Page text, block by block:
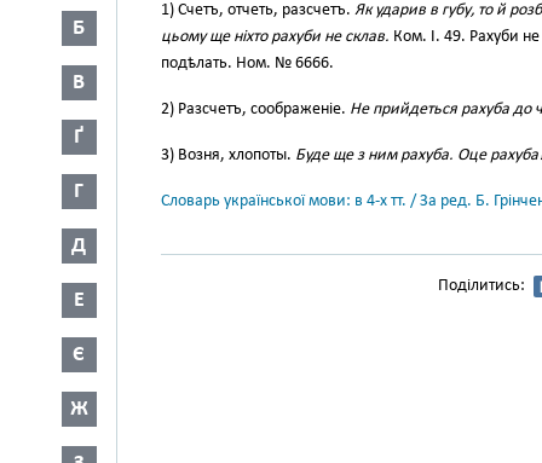
Б
В
Ґ
Г
Д
Е
Є
Ж
1) Счетъ, отчеть, разсчетъ. Як ударив в губу, то й
цьому ще ніхто рахуби не склав. Ком. І. 49. Рахуби
подѣлать. Ном. № 6666.
2) Разсчетъ, соображеніе. Не прийдеться рахуба до
3) Возня, хлопоты. Буде ще з ним рахуба. Оце
Словарь української мови: в 4-х тт. / За ред. Б.
Поділитись: